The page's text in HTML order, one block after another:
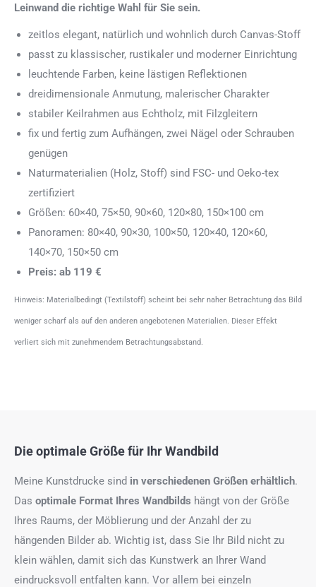
Leinwand die richtige Wahl für Sie sein.
zeitlos elegant, natürlich und wohnlich durch Canvas-Stoff
passt zu klassischer, rustikaler und moderner Einrichtung
leuchtende Farben, keine lästigen Reflektionen
dreidimensionale Anmutung, malerischer Charakter
stabiler Keilrahmen aus Echtholz, mit Filzgleitern
fix und fertig zum Aufhängen, zwei Nägel oder Schrauben
genügen
Naturmaterialien (Holz, Stoff) sind FSC- und Oeko-tex
zertifiziert
Größen: 60×40, 75×50, 90×60, 120×80, 150×100 cm
Panoramen: 80×40, 90×30, 100×50, 120×40, 120×60,
140×70, 150×50 cm
Preis: ab 119 €
Hinweis: Materialbedingt (Textilstoff) scheint bei sehr naher Betrachtung das Bild
weniger scharf als auf den anderen angebotenen Materialien. Dieser Effekt
verliert sich mit zunehmendem Betrachtungsabstand.
Die optimale Größe für Ihr Wandbild
Meine Kunstdrucke sind in verschiedenen Größen erhältlich.
Das optimale Format Ihres Wandbilds hängt von der Größe
Ihres Raums, der Möblierung und der Anzahl der zu
hängenden Bilder ab. Wichtig ist, dass Sie Ihr Bild nicht zu
klein wählen, damit sich das Kunstwerk an Ihrer Wand
eindrucksvoll entfalten kann. Vor allem bei einzeln